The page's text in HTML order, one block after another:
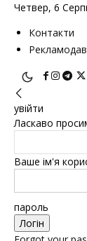
Четвер, 6
Контакти
увійти
Ласкаво
Ваше ім'я
пароль